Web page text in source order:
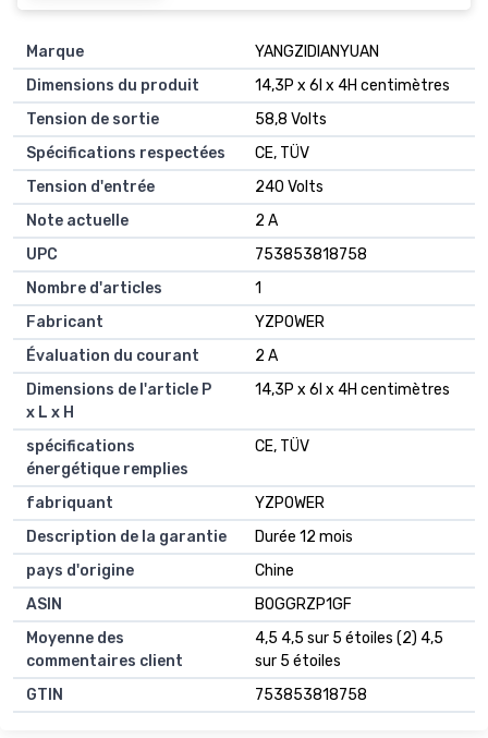
Marque
YANGZIDIANYUAN
Dimensions du produit
14,3P x 6l x 4H centimètres
Tension de sortie
58,8 Volts
Spécifications respectées
CE, TÜV
Tension d'entrée
240 Volts
Note actuelle
2 A
UPC
753853818758
Nombre d'articles
1
Fabricant
YZPOWER
Évaluation du courant
2 A
Dimensions de l'article P
x L x H
14,3P x 6l x 4H centimètres
spécifications
énergétique remplies
CE, TÜV
fabriquant
YZPOWER
Description de la garantie
Durée 12 mois
pays d'origine
Chine
ASIN
B0GGRZP1GF
Moyenne des
commentaires client
4,5 4,5 sur 5 étoiles (2) 4,5
sur 5 étoiles
GTIN
753853818758